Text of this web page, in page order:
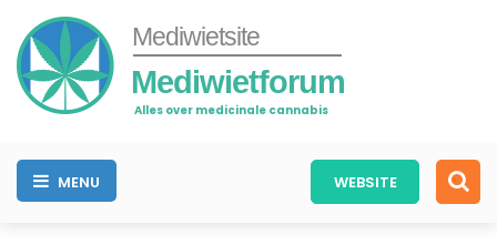
Mediwietsite
Mediwietforum
Alles over medicinale cannabis
MENU WEBSITE